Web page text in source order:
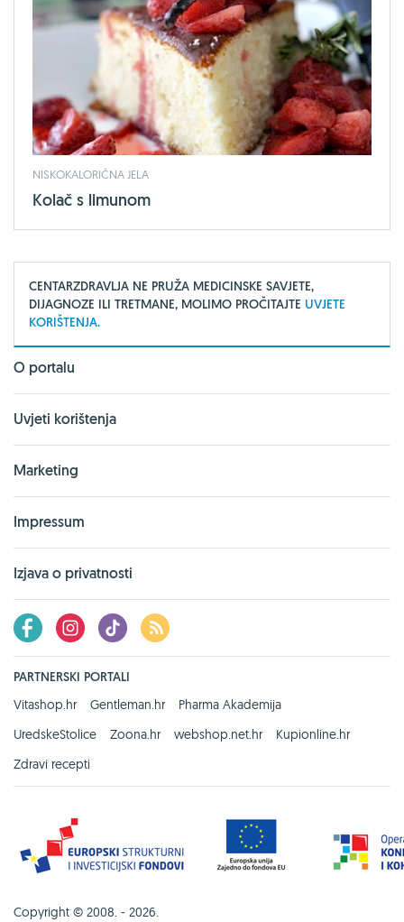
NISKOKALORIČNA JELA
Kolač s limunom
CENTARZDRAVLJA NE PRUŽA MEDICINSKE SAVJETE,
DIJAGNOZE ILI TRETMANE, MOLIMO PROČITAJTE UVJETE
KORIŠTENJA.
O portalu
Uvjeti korištenja
Marketing
Impressum
Izjava o privatnosti
PARTNERSKI PORTALI
Vitashop.hr
Gentleman.hr
Pharma Akademija
UredskeStolice
Zoona.hr webshop.net.hr
Kupionline.hr
Zdravi recepti
Copyright © 2008. - 2026.